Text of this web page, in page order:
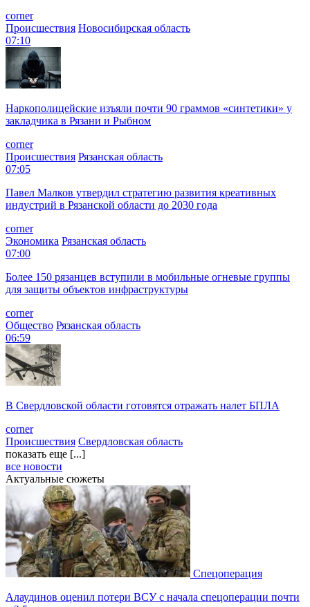
corner
Происшествия Новосибирская область
07:10
Наркополицейские изъяли почти 90 граммов «синтетики» у
закладчика в Рязани и Рыбном
corner
Происшествия Рязанская область
07:05
Павел Малков утвердил стратегию развития креативных
индустрий в Рязанской области до 2030 года
corner
Экономика Рязанская область
07:00
Более 150 рязанцев вступили в мобильные огневые группы
для защиты объектов инфраструктуры
corner
Общество Рязанская область
06:59
В Свердловской области готовятся отражать налет БПЛА
corner
Происшествия Свердловская область
показать еще [...]
все новости
Актуальные сюжеты
Спецоперация
Алаудинов оценил потери ВСУ с начала спецоперации почти